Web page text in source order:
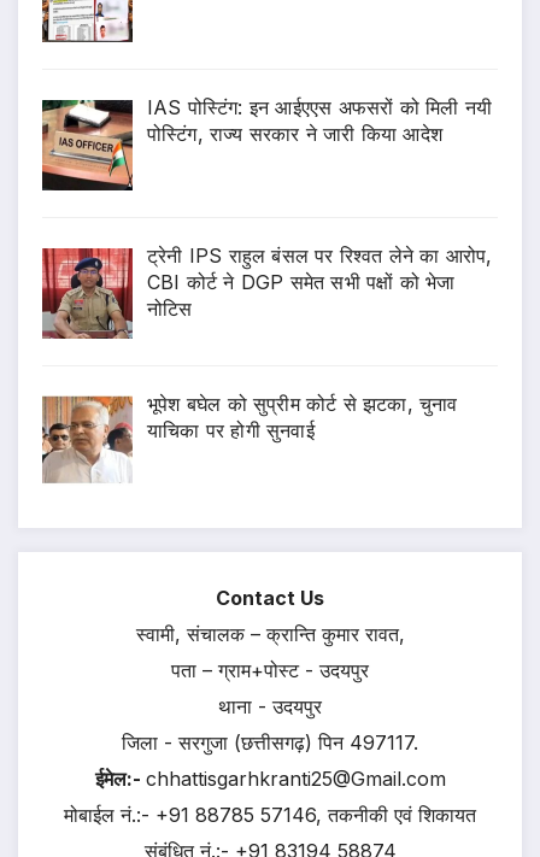
IAS पोस्टिंग: इन आईएएस अफसरों को मिली नयी
पोस्टिंग, राज्य सरकार ने जारी किया आदेश
ट्रेनी IPS राहुल बंसल पर रिश्वत लेने का आरोप,
CBI कोर्ट ने DGP समेत सभी पक्षों को भेजा
नोटिस
भूपेश बघेल को सुप्रीम कोर्ट से झटका, चुनाव
याचिका पर होगी सुनवाई
Contact Us
स्वामी, संचालक – क्रान्ति कुमार रावत,
पता – ग्राम+पोस्ट - उदयपुर
थाना - उदयपुर
जिला - सरगुजा (छत्तीसगढ़) पिन 497117.
ईमेल:- chhattisgarhkranti25@Gmail.com
मोबाईल नं.:- +91 88785 57146, तकनीकी एवं शिकायत
संबंधित नं.:- +91 83194 58874